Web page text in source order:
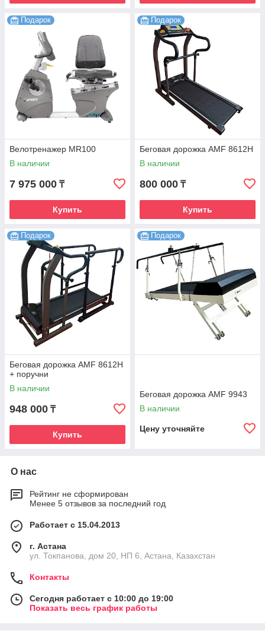
Подарок
Велотренажер MR100
В наличии
7 975 000 ₸
Купить
Подарок
Беговая дорожка AMF 8612H
В наличии
800 000 ₸
Купить
Подарок
Беговая дорожка AMF 8612H
+ поручни
В наличии
948 000 ₸
Купить
Подарок
Беговая дорожка AMF 9943
В наличии
Цену уточняйте
О нас
Рейтинг не сформирован
Менее 5 отзывов за последний год
Работает с 15.04.2013
г. Астана
ул. Токпанова, дом 20, НП 6, Астана, Казахстан
Контакты
Сегодня работает с 10:00 до 19:00
Показать весь график работы